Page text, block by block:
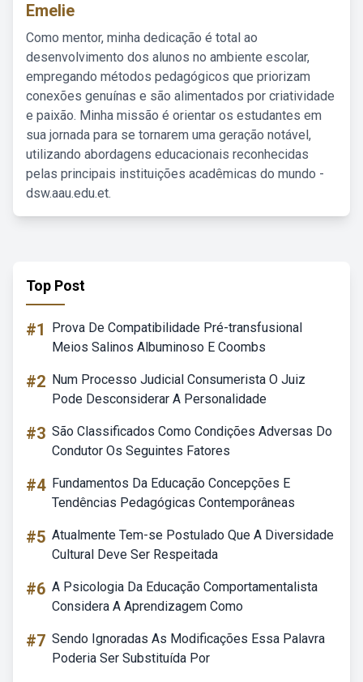
Emelie
Como mentor, minha dedicação é total ao
desenvolvimento dos alunos no ambiente escolar,
empregando métodos pedagógicos que priorizam
conexões genuínas e são alimentados por criatividade
e paixão. Minha missão é orientar os estudantes em
sua jornada para se tornarem uma geração notável,
utilizando abordagens educacionais reconhecidas
pelas principais instituições acadêmicas do mundo -
dsw.aau.edu.et.
Top Post
#1
Prova De Compatibilidade Pré-transfusional
Meios Salinos Albuminoso E Coombs
#2 Num Processo Judicial Consumerista O Juiz
Pode Desconsiderar A Personalidade
#3 São Classificados Como Condições Adversas Do
Condutor Os Seguintes Fatores
#4 Fundamentos Da Educação Concepções E
Tendências Pedagógicas Contemporâneas
#5 Atualmente Tem-se Postulado Que A Diversidade
Cultural Deve Ser Respeitada
#6 A Psicologia Da Educação Comportamentalista
Considera A Aprendizagem Como
#7 Sendo Ignoradas As Modificações Essa Palavra
Poderia Ser Substituída Por